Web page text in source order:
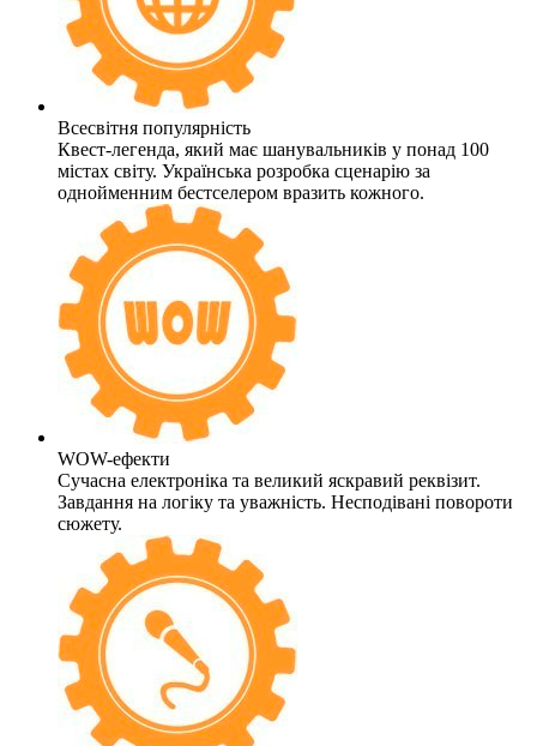
Всесвітня популярність
Квест-легенда, який має шанувальників у понад 100
містах світу. Українська розробка сценарію за
однойменним бестселером вразить кожного.
WOW-ефекти
Сучасна електроніка та великий яскравий реквізит.
Завдання на логіку та уважність. Несподівані повороти
сюжету.